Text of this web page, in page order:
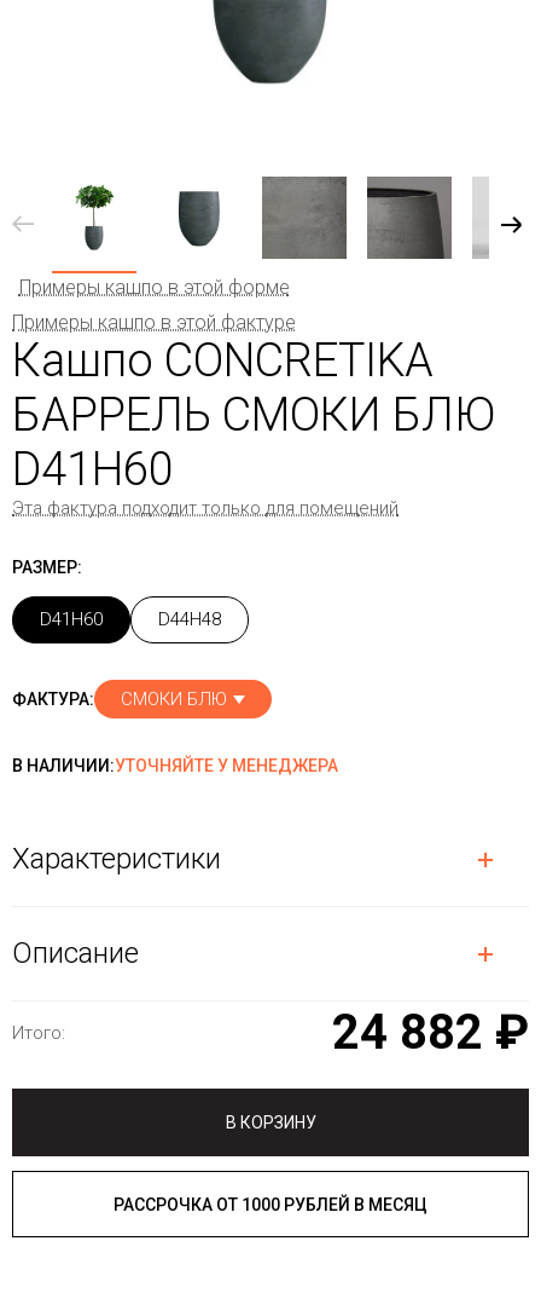
Примеры кашпо в этой форме
Примеры кашпо в этой фактуре
Кашпо CONCRETIKA
БАРРЕЛЬ СМОКИ БЛЮ
D41H60
Эта фактура подходит только для помещений
РАЗМЕР:
D41H60 D44H48
ФАКТУРА: СМОКИ БЛЮ
В НАЛИЧИИ:УТОЧНЯЙТЕ У МЕНЕДЖЕРА
Характеристики
Описание
Итого: 24 882 ₽
В КОРЗИНУ
РАССРОЧКА ОТ 1000 РУБЛЕЙ В МЕСЯЦ